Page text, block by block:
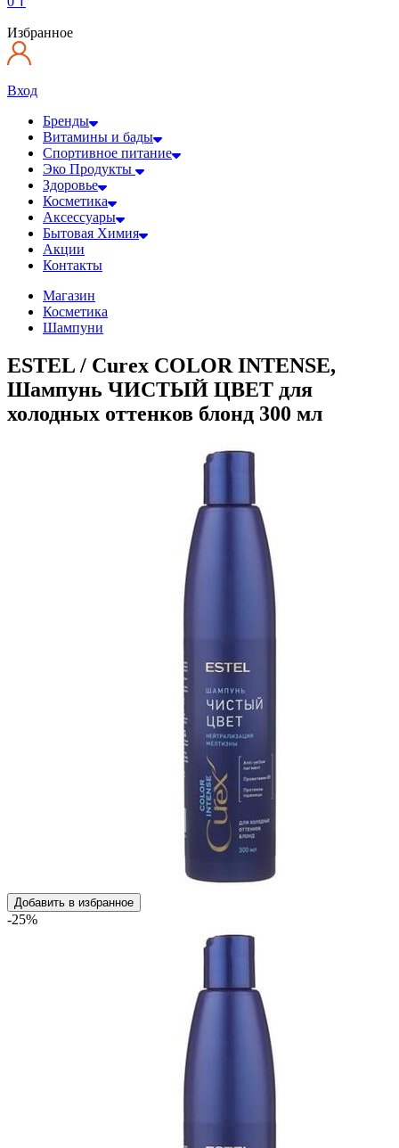
Избранное
Вход
Бренды
Витамины и бады
Спортивное питание
Эко Продукты
Здоровье
Косметика
Аксессуары
Бытовая Химия
Акции
Контакты
Магазин
Косметика
Шампуни
ESTEL / Curex COLOR INTENSE,
Шампунь ЧИСТЫЙ ЦВЕТ для
холодных оттенков блонд 300 мл
Добавить в избранное
-25%